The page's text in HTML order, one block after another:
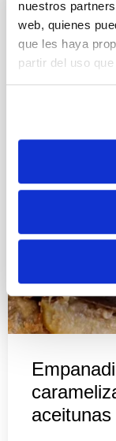
nuestros
web, quienes
que les haya
partir del uso
aceitunas